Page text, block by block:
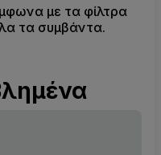
με τα φίλτρα
τα συμβάντα.